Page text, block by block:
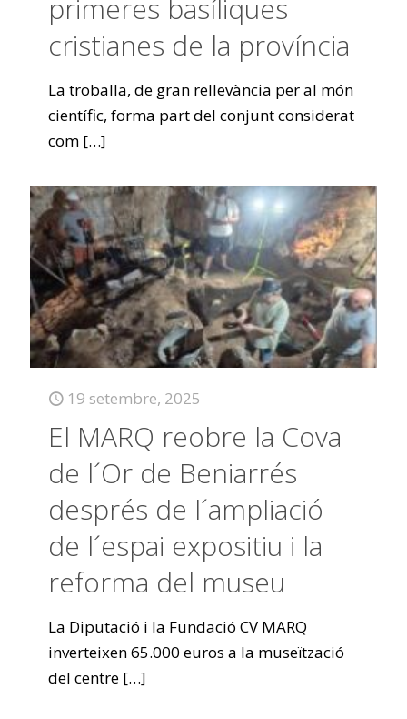
primeres basíliques
cristianes de la província
La troballa, de gran rellevància per al món
científic, forma part del conjunt considerat
com […]
19 setembre, 2025
El MARQ reobre la Cova
de l´Or de Beniarrés
després de l´ampliació
de l´espai expositiu i la
reforma del museu
La Diputació i la Fundació CV MARQ
inverteixen 65.000 euros a la museïtzació
del centre […]